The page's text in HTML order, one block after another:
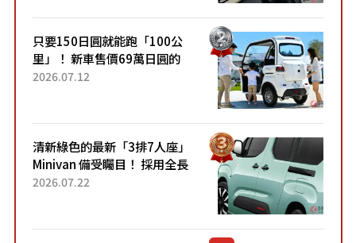
只要150日圓就能跑「100公
里」！ 新車售價69萬日圓的
「3人座」Trike大受歡迎！ 順
2026.07.12
清新綠色的最新「3排7人座」
Minivan 備受矚目！ 採用全長
4.7公尺剛剛好的車身尺寸與
2026.07.22